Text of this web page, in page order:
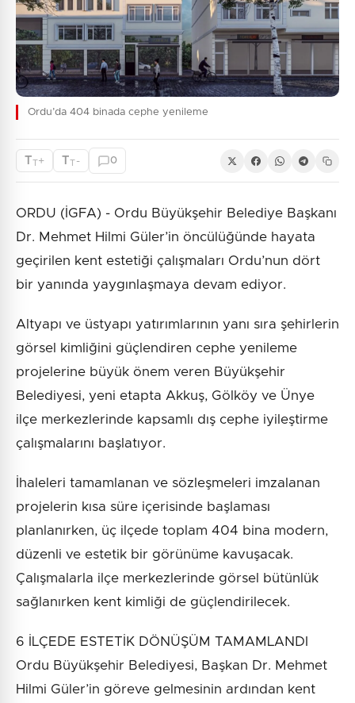
Ordu’da 404 binada cephe yenileme
TT+ TT - 0
ORDU (İGFA) - Ordu Büyükşehir Belediye Başkanı
Dr. Mehmet Hilmi Güler’in öncülüğünde hayata
geçirilen kent estetiği çalışmaları Ordu’nun dört
bir yanında yaygınlaşmaya devam ediyor.
Altyapı ve üstyapı yatırımlarının yanı sıra şehirlerin
görsel kimliğini güçlendiren cephe yenileme
projelerine büyük önem veren Büyükşehir
Belediyesi, yeni etapta Akkuş, Gölköy ve Ünye
ilçe merkezlerinde kapsamlı dış cephe iyileştirme
çalışmalarını başlatıyor.
İhaleleri tamamlanan ve sözleşmeleri imzalanan
projelerin kısa süre içerisinde başlaması
planlanırken, üç ilçede toplam 404 bina modern,
düzenli ve estetik bir görünüme kavuşacak.
Çalışmalarla ilçe merkezlerinde görsel bütünlük
sağlanırken kent kimliği de güçlendirilecek.
6 İLÇEDE ESTETİK DÖNÜŞÜM TAMAMLANDI
Ordu Büyükşehir Belediyesi, Başkan Dr. Mehmet
Hilmi Güler’in göreve gelmesinin ardından kent